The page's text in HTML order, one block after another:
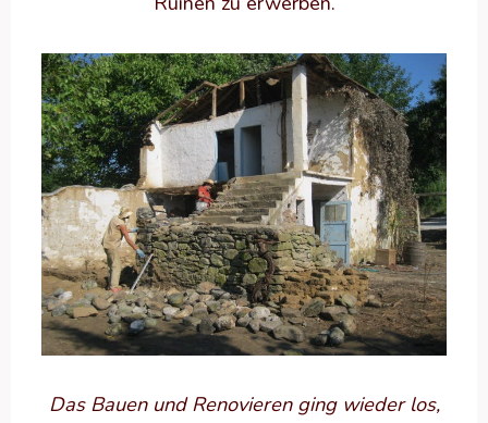
Das Bauen und Renovieren ging wieder los,